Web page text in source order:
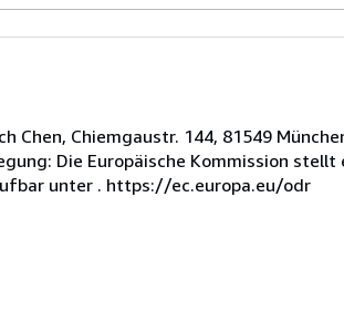
Chen, Chiemgaustr. 144, 81549
Die Europäische Kommission
unter . https://ec.europa.eu/odr